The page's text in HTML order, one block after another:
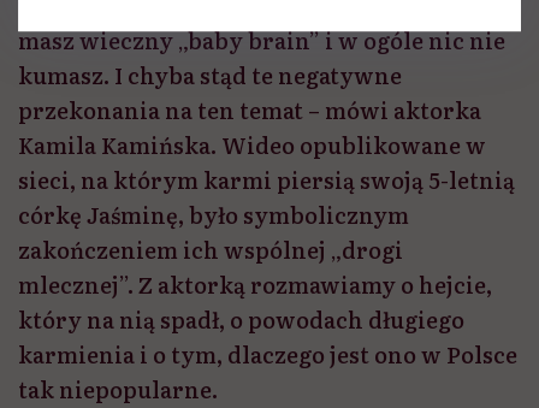
masz wieczny „baby brain” i w ogóle nic nie
kumasz. I chyba stąd te negatywne
przekonania na ten temat – mówi aktorka
Kamila Kamińska. Wideo opublikowane w
sieci, na którym karmi piersią swoją 5-letnią
córkę Jaśminę, było symbolicznym
zakończeniem ich wspólnej „drogi
mlecznej”. Z aktorką rozmawiamy o hejcie,
który na nią spadł, o powodach długiego
karmienia i o tym, dlaczego jest ono w Polsce
tak niepopularne.